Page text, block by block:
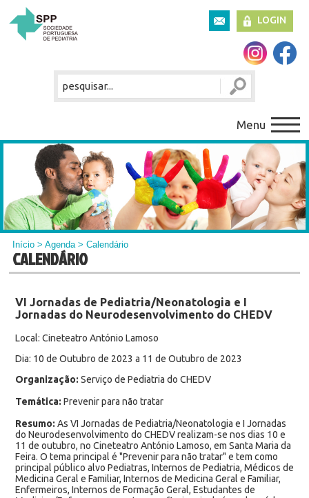
LOGIN
Menu
Início >Agenda> Calendário
CALENDÁRIO
VI Jornadas de Pediatria/Neonatologia e I
Jornadas do Neurodesenvolvimento do CHEDV
Local: Cineteatro António Lamoso
Dia: 10 de Outubro de 2023 a 11 de Outubro de 2023
Organização: Serviço de Pediatria do CHEDV
Temática: Prevenir para não tratar
Resumo: As VI Jornadas de Pediatria/Neonatologia e I Jornadas
do Neurodesenvolvimento do CHEDV realizam-se nos dias 10 e
11 de outubro, no Cineteatro António Lamoso, em Santa Maria da
Feira. O tema principal é "Prevenir para não tratar" e tem como
principal público alvo Pediatras, Internos de Pediatria, Médicos de
Medicina Geral e Familiar, Internos de Medicina Geral e Familiar,
Enfermeiros, Internos de Formação Geral, Estudantes de